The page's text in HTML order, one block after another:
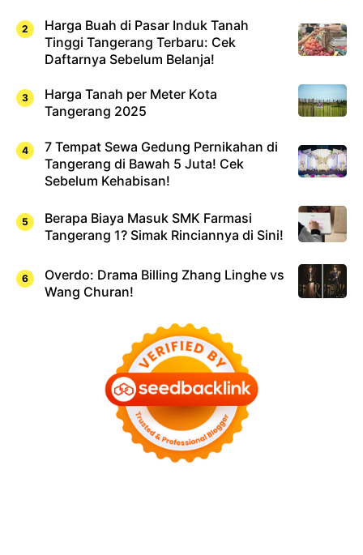
Harga Buah di Pasar Induk Tanah
Tinggi Tangerang Terbaru: Cek
Daftarnya Sebelum Belanja!
Harga Tanah per Meter Kota
Tangerang 2025
7 Tempat Sewa Gedung Pernikahan di
Tangerang di Bawah 5 Juta! Cek
Sebelum Kehabisan!
Berapa Biaya Masuk SMK Farmasi
Tangerang 1? Simak Rinciannya di Sini!
Overdo: Drama Billing Zhang Linghe vs
Wang Churan!